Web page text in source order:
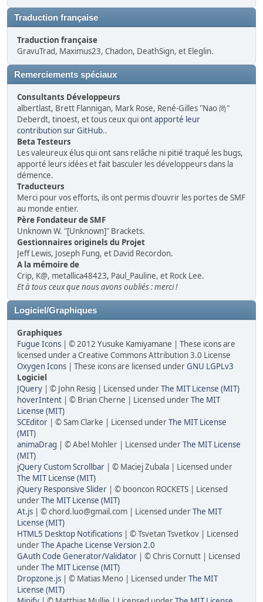
Traduction française
Traduction française
GravuTrad, Maximus23, Chadon, DeathSign, et Eleglin.
Remerciements spéciaux
Consultants Développeurs
albertlast, Brett Flannigan, Mark Rose, René-Gilles "Nao 尚"
Deberdt, tinoest, et tous ceux quiont apporté leur
contribution sur GitHub..
Beta Testeurs
Les valeureux élus qui ont sans relâche ni pitié traqué les bugs,
apporté leurs idées et fait basculer les développeurs dans la
démence.
Traducteurs
Merci pour vos efforts, ils ont permis d'ouvrir les portes de SMF
au monde entier.
Père Fondateur de SMF
Unknown W. "[Unknown]" Brackets.
Gestionnaires originels du Projet
Jeff Lewis, Joseph Fung, et David Recordon.
A la mémoire de
Crip, K@, metallica48423, Paul_Pauline, et Rock Lee.
Et à tous ceux que nous avons oubliés : merci !
Logiciel/Graphiques
Graphiques
Fugue Icons | © 2012 Yusuke Kamiyamane | These icons are
licensed under a Creative Commons Attribution 3.0 License
Oxygen Icons | These icons are licensed underGNU LGPLv3
Logiciel
JQuery | © John Resig | Licensed underThe MIT License (MIT)
hoverIntent | © Brian Cherne | Licensed underThe MIT
License (MIT)
SCEditor | © Sam Clarke | Licensed underThe MIT License
(MIT)
animaDrag | © Abel Mohler | Licensed underThe MIT License
(MIT)
jQuery Custom Scrollbar | © Maciej Zubala | Licensed under
The MIT License (MIT)
jQuery Responsive Slider | © booncon ROCKETS | Licensed
underThe MIT License (MIT)
At.js | © chord.luo@gmail.com | Licensed underThe MIT
License (MIT)
HTML5 Desktop Notifications | © Tsvetan Tsvetkov | Licensed
underThe Apache License Version 2.0
GAuth Code Generator/Validator | © Chris Cornutt | Licensed
underThe MIT License (MIT)
Dropzone.js | © Matias Meno | Licensed underThe MIT
License (MIT)